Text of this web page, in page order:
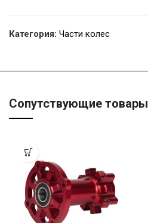
Категория: Части колес
Сопутствующие товары